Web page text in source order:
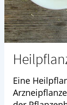
Eine